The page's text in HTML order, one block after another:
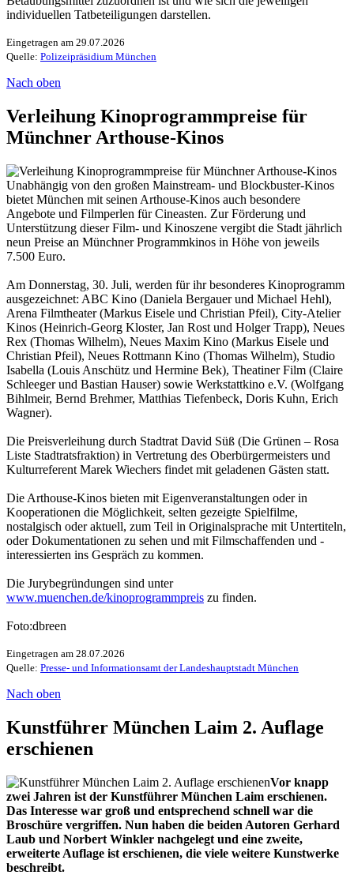
individuellen Tatbeteiligungen darstellen.
Eingetragen am 29.07.2026
Quelle: Polizeipräsidium München
Nach oben
Verleihung Kinoprogrammpreise für
Münchner Arthouse-Kinos
Unabhängig von den großen Mainstream- und Blockbuster-Kinos
bietet München mit seinen Arthouse-Kinos auch besondere
Angebote und Filmperlen für Cineasten. Zur Förderung und
Unterstützung dieser Film- und Kinoszene vergibt die Stadt jährlich
neun Preise an Münchner Programmkinos in Höhe von jeweils
7.500 Euro.
Am Donnerstag, 30. Juli, werden für ihr besonderes Kinoprogramm
ausgezeichnet: ABC Kino (Daniela Bergauer und Michael Hehl),
Arena Filmtheater (Markus Eisele und Christian Pfeil), City-Atelier
Kinos (Heinrich-Georg Kloster, Jan Rost und Holger Trapp), Neues
Rex (Thomas Wilhelm), Neues Maxim Kino (Markus Eisele und
Christian Pfeil), Neues Rottmann Kino (Thomas Wilhelm), Studio
Isabella (Louis Anschütz und Hermine Bek), Theatiner Film (Claire
Schleeger und Bastian Hauser) sowie Werkstattkino e.V. (Wolfgang
Bihlmeir, Bernd Brehmer, Matthias Tiefenbeck, Doris Kuhn, Erich
Wagner).
Die Preisverleihung durch Stadtrat David Süß (Die Grünen – Rosa
Liste Stadtratsfraktion) in Vertretung des Oberbürgermeisters und
Kulturreferent Marek Wiechers findet mit geladenen Gästen statt.
Die Arthouse-Kinos bieten mit Eigenveranstaltungen oder in
Kooperationen die Möglichkeit, selten gezeigte Spielfilme,
nostalgisch oder aktuell, zum Teil in Originalsprache mit Untertiteln,
oder Dokumentationen zu sehen und mit Filmschaffenden und -
interessierten ins Gespräch zu kommen.
Die Jurybegründungen sind unter
www.muenchen.de/kinoprogrammpreis zu finden.
Foto:dbreen
Eingetragen am 28.07.2026
Quelle: Presse- und Informationsamt der Landeshauptstadt München
Nach oben
Kunstführer München Laim 2. Auflage
erschienen
Vor knapp
zwei Jahren ist der Kunstführer München Laim erschienen.
Das Interesse war groß und entsprechend schnell war die
Broschüre vergriffen. Nun haben die beiden Autoren Gerhard
Laub und Norbert Winkler nachgelegt und eine zweite,
erweiterte Auflage ist erschienen, die viele weitere Kunstwerke
beschreibt.